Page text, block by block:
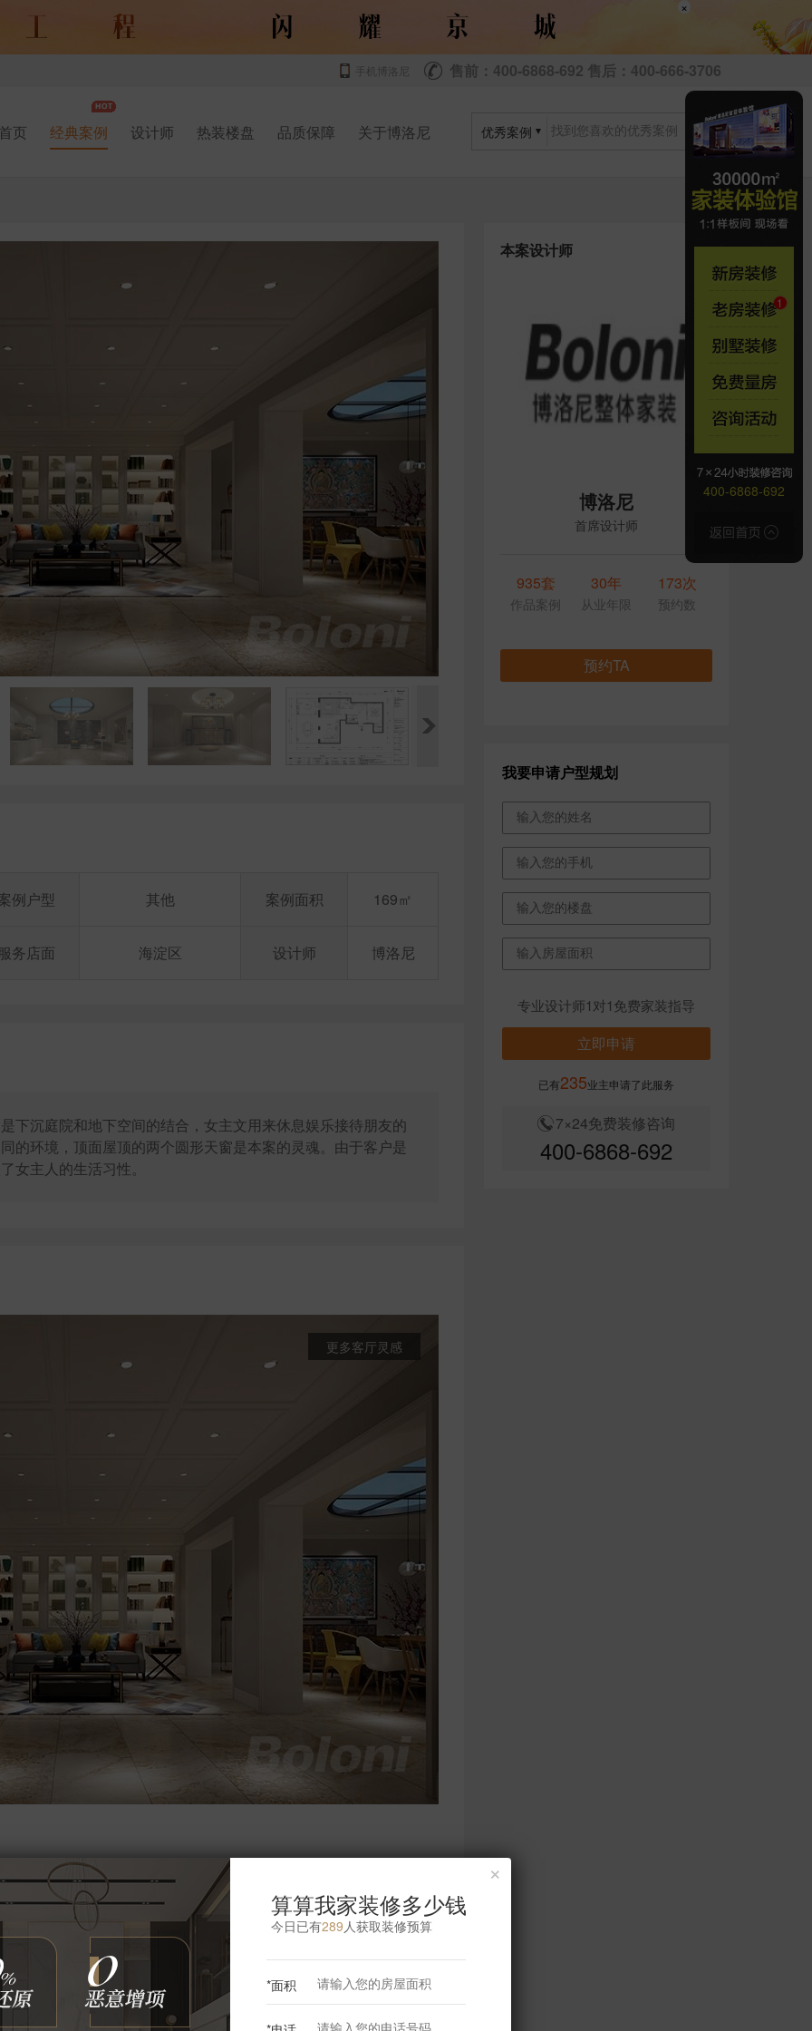
×
手机博洛尼 售前：400-6868-692 售后：400-666-3706
页 经典案例 设计师 热装楼盘 品质保障 关于博洛尼 优秀案例
点击浏览下一张
例户型
务店面
其他
海淀区
案例面积
设计师
169㎡
博洛尼
下沉庭院和地下空间的结合，女主文用来休息娱乐接待朋友的
的环境，顶面屋顶的两个圆形天窗是本案的灵魂。由于客户是
女主人的生活习性。
更多客厅灵感
更多餐厅灵感
本案设计师
博洛尼
首席设计师
173次
预约数
30年
从业年限
935套
作品案例
预约TA
我要申请户型规划
专业设计师1对1免费家装指导
立即申请
已有235业主申请了此服务
7×24免费装修咨询
400-6868-692
400-6868-692
×
算算我家装修多少钱
今日已有289 人获取装修预算
*面积